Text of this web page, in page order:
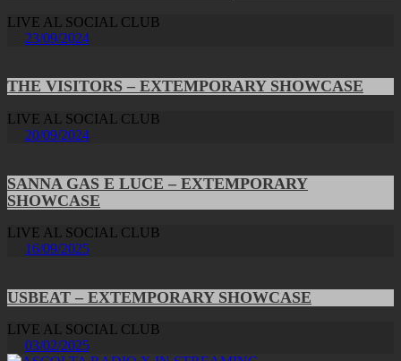
LIVE AL SOCIAL CLUB
23/09/2024
THE VISITORS – EXTEMPORARY SHOWCASE
LIVE AL SOCIAL CLUB
20/09/2024
SANNA GAS E LUCE – EXTEMPORARY
SHOWCASE
LIVE AL SOCIAL CLUB
16/09/2025
USBEAT – EXTEMPORARY SHOWCASE
LIVE AL SOCIAL CLUB
03/02/2025